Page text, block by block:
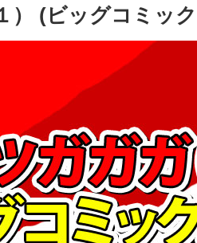
） (ビッグコミッ